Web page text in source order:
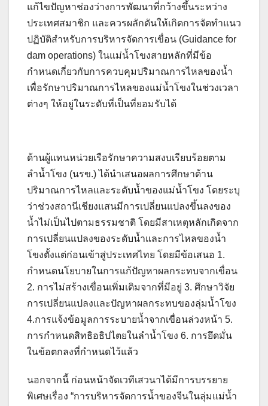
แก้ไขปัญหาช่องว่างการพัฒนาที่กว้างขึ้นระหว่าง
ประเทศสมาชิก และควรผลักดันให้เกิดการจัดทำแนว
ปฏิบัติสำหรับการบริหารจัดการเขื่อน (Guidance for
dam operations) ในแม่น้ำโขงสายหลักที่มีข้อ
กำหนดเกี่ยวกับการควบคุมปริมาณการไหลของน้ำ
เพื่อรักษาปริมาณการไหลของแม่น้ำโขงในช่วงเวลา
ต่างๆ ให้อยู่ในระดับที่เป็นที่ยอมรับได้
ด้านผู้แทนหน่วยเรือรักษาความสงบเรียบร้อยตาม
ลำน้ำโขง (นรข.) ได้นำเสนอผลการศึกษาด้าน
ปริมาณการไหลและระดับน้ำของแม่น้ำโขง โดยระบุ
ว่าช่วงสถานีเชียงแสนมีการเปลี่ยนแปลงขึ้นลงของ
น้ำไม่เป็นไปตามธรรมชาติ โดยมีสาเหตุหลักเกิดจาก
การเปลี่ยนแปลงของระดับน้ำและการไหลของน้ำ
โขงตั้งแต่ก่อนเข้าสู่ประเทศไทย โดยมีข้อเสนอ 1.
กำหนดนโยบายในการแก้ปัญหาผลกระทบจากเขื่อน
2. การไม่สร้างเขื่อนเพิ่มเติมจากที่มีอยู่ 3. ศึกษาวิจัย
การเปลี่ยนแปลงและปัญหาผลกระทบของลุ่มน้ำโขง
4.การแจ้งข้อมูลการระบายน้ำจากเขื่อนล่วงหน้า 5.
การกำหนดสิทธิอธิปไตยในลำน้ำโขง 6. การยึดมั่น
ในข้อตกลงที่กำหนดไว้แล้ว
นอกจากนี้ ก่อนหน้าจัดเวทีเสวนาได้มีการบรรยาย
พิเศษเรื่อง “การบริหารจัดการน้ำของจีนในลุ่มแม่น้ำ